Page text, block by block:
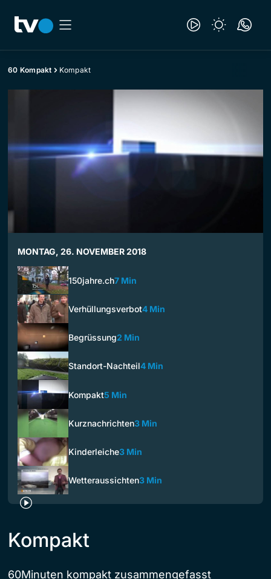
60 Kompakt Kompakt
MONTAG, 26. NOVEMBER 2018
150jahre.ch7 Min
Verhüllungsverbot4 Min
Begrüssung2 Min
Standort-Nachteil4 Min
Kompakt5 Min
Kurznachrichten3 Min
Kinderleiche3 Min
Wetteraussichten3 Min
Kompakt
60Minuten kompakt zusammengefasst